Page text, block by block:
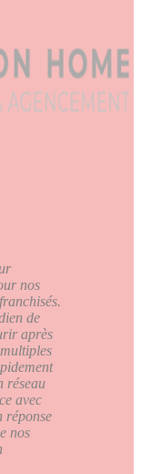
nos
de
après
réseau
avec
réponse
nos